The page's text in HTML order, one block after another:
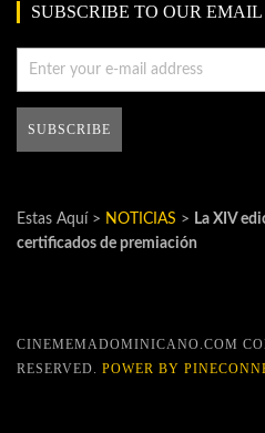
SUBSCRIBE TO OUR
Estas Aquí > NOTICIAS > La XIV
certificados de premiación
CINEMEMADOMINICANO.COM
RESERVED. POWER BY